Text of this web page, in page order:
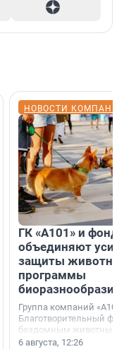
НОВОСТИ
ГК «А101» и фонд
объединяют
защиты
программы
биоразнообразия
Группа компаний
Благотворительный
бездомным животным
заключили соглашение
6 августа, 12:26